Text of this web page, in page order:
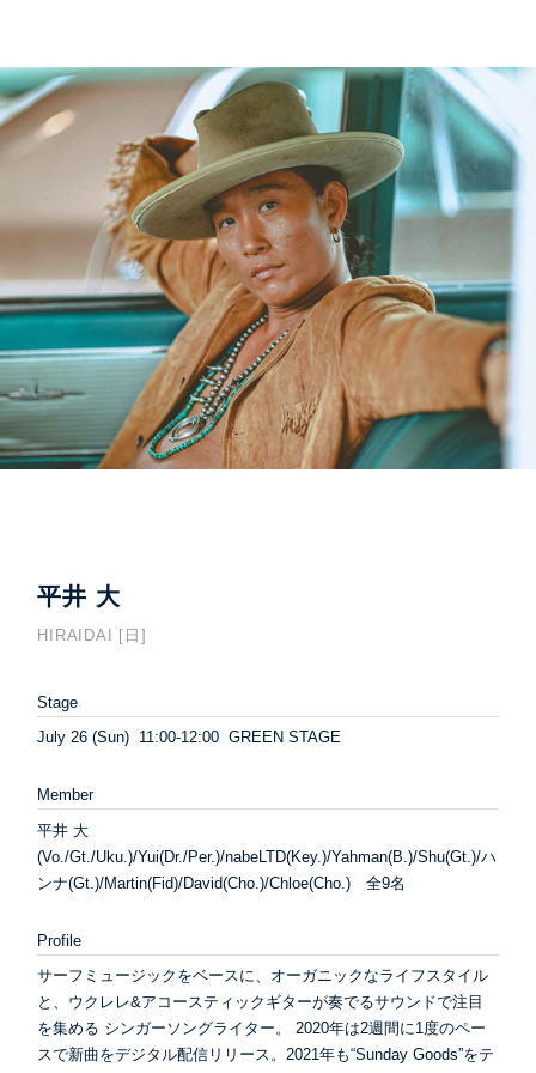
平井 大
HIRAIDAI [日]
Stage
July 26 (Sun) 11:00-12:00 GREEN STAGE
Member
平井 大
(Vo./Gt./Uku.)/Yui(Dr./Per.)/nabeLTD(Key.)/Yahman(B.)/Shu(Gt.)/ハ
ンナ(Gt.)/Martin(Fid)/David(Cho.)/Chloe(Cho.) 全9名
Profile
サーフミュージックをベースに、オーガニックなライフスタイル
と、ウクレレ&アコースティックギターが奏でるサウンドで注目
を集める シンガーソングライター。 2020年は2週間に1度のペー
スで新曲をデジタル配信リリース。2021年も“Sunday Goods”をテ